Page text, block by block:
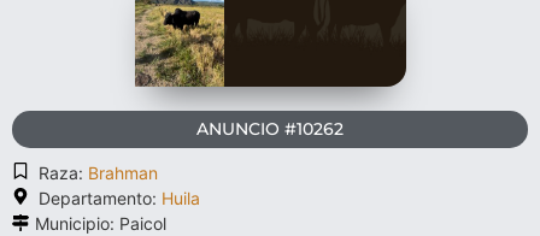
ANUNCIO #10262
Raza: Brahman
Departamento: Huila
Municipio: Paicol